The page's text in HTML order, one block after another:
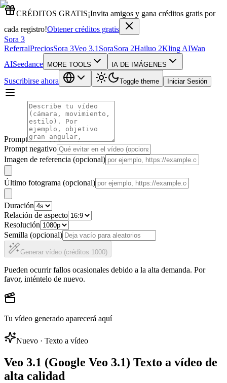
CRÉDITOS GRATIS¡Invita amigos y gana créditos gratis por
cada registro!Obtener créditos gratis
Sora 3
ReferralPreciosSora 3Veo 3.1 SoraSora 2Hailuo 2Kling AIWan
AISeedance MORE TOOLS IA DE IMÁGENES
Suscribirse ahora Toggle theme Iniciar Sesión
Prompt
Prompt negativo
Imagen de referencia (opcional)
Último fotograma (opcional)
Duración
Relación de aspecto
Resolución
Semilla (opcional)
Generar vídeo (créditos 1000)
Pueden ocurrir fallos ocasionales debido a la alta demanda. Por
favor, inténtelo de nuevo.
Tu vídeo generado aparecerá aquí
Nuevo · Texto a vídeo
Veo 3.1 (Google Veo 3.1) Texto a vídeo de
alta calidad